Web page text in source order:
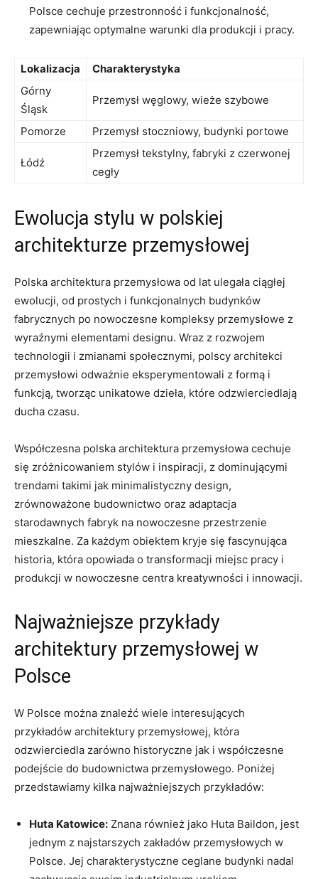
Polsce cechuje przestronność i funkcjonalność,
zapewniając optymalne warunki dla produkcji i pracy.
Lokalizacja
Charakterystyka
Górny
Śląsk
Przemysł węglowy, wieże szybowe
Pomorze Przemysł stoczniowy, budynki portowe
Łódź
Przemysł tekstylny, fabryki z czerwonej
cegły
Ewolucja stylu w polskiej
architekturze przemysłowej
Polska architektura przemysłowa od lat ulegała ciągłej
ewolucji, od prostych i funkcjonalnych budynków
fabrycznych po nowoczesne kompleksy przemysłowe z
wyraźnymi elementami designu. Wraz z rozwojem
technologii i zmianami społecznymi, polscy architekci
przemysłowi odważnie eksperymentowali z formą i
funkcją, tworząc unikatowe dzieła, które odzwierciedlają
ducha czasu.
Współczesna polska architektura przemysłowa cechuje
się zróżnicowaniem stylów i inspiracji, z dominującymi
trendami takimi jak minimalistyczny design,
zrównoważone budownictwo oraz adaptacja
starodawnych fabryk na nowoczesne przestrzenie
mieszkalne. Za każdym obiektem kryje się fascynująca
historia, która opowiada o transformacji miejsc pracy i
produkcji w nowoczesne centra kreatywności i innowacji.
Najważniejsze przykłady
architektury przemysłowej w
Polsce
W Polsce można znaleźć wiele interesujących
przykładów architektury przemysłowej, która
odzwierciedla zarówno historyczne jak i współczesne
podejście do budownictwa przemysłowego. Poniżej
przedstawiamy kilka najważniejszych przykładów:
Huta Katowice: Znana również jako Huta Baildon, jest
jednym z najstarszych zakładów przemysłowych w
Polsce. Jej charakterystyczne ceglane budynki nadal